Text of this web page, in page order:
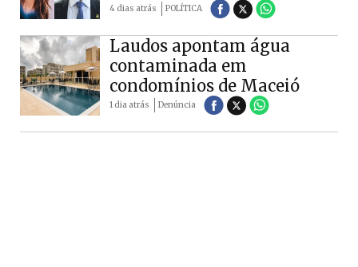
4 dias atrás POLÍTICA
Laudos apontam água
contaminada em
condomínios de Maceió
1 dia atrás Denúncia